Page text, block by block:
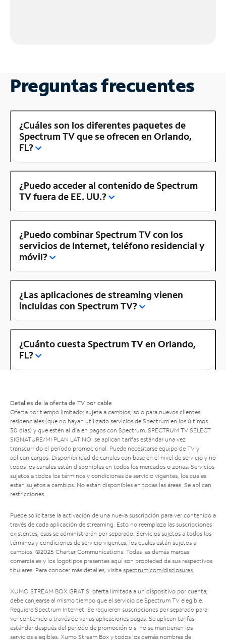
Preguntas frecuentes
¿Cuáles son los diferentes paquetes de
Spectrum TV que se ofrecen en Orlando,
FL?
¿Puedo acceder al contenido de Spectrum
TV fuera de EE. UU.?
¿Puedo combinar Spectrum TV con los
servicios de Internet, teléfono residencial y
móvil?
¿Las aplicaciones de streaming vienen
incluidas con Spectrum TV?
¿Cuánto cuesta Spectrum TV en Orlando,
FL?
Detalles de la oferta de TV por cable
Oferta por tiempo limitado; sujeta a cambios; solo para nuevos clientes
residenciales (que no hayan utilizado servicios de Spectrum en los últimos
30 días) y que estén al día en pagos con Spectrum. SPECTRUM TV SELECT
SIGNATURE/MI PLAN LATINO: se aplican tarifas estándar una vez
transcurrido el período promocional. Puede necesitarse equipo de TV y
aplican cargos. Disponibilidad de canales con base en el nivel de servicio y no
todos los canales están disponibles en todos los mercados o zonas. Servicios
sujetos a todos los términos y condiciones de servicio vigentes, los cuales
están sujetos a cambios. No están disponibles en todas las áreas. Se aplican
restricciones.
Puede solicitarse la activación de una nueva suscripción para ver contenido a
través de cada aplicación de streaming. Esto no reemplaza las suscripciones
existentes; esas se administrarán por separado. Servicios sujetos a todos los
términos y condiciones de servicio vigentes, los cuales están sujetos a
cambios. ©2025 Charter Communications. Todas las demás marcas
comerciales y los logotipos presentes aquí son propiedad de sus respectivos
titulares. Para conocer más detalles, visita spectrum.com/disclosures.
XUMO STREAM BOX GRATIS: oferta limitada a un dispositivo por cuenta;
debe canjearse al mismo tiempo que el servicio de Spectrum TV elegible.
Requiere Spectrum Internet. Se requieren suscripciones por separado para
ver contenido a través de varias aplicaciones pagas. Se aplican tarifas
estándar después del período de promoción o si no se mantienen los
servicios elegibles. Xumo Stream Box y todos los demás nombres de